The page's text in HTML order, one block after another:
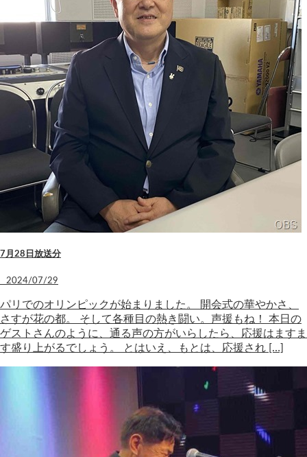
7月28日放送分
2024/07/29
パリでのオリンピックが始まりました。 開会式の華やかさ、
さすが花の都。 そして各種目の熱き闘い。声援もね！ 本日の
ゲストさんのように、通る声の方がいらしたら、応援はますま
す盛り上がるでしょう。 とはいえ、もとは、応援され […]